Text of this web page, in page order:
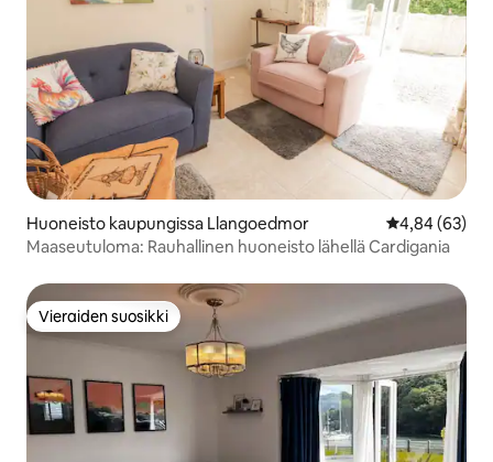
Huoneisto kaupungissa Llangoedmor
4,84 (63)
Maaseutuloma: Rauhallinen huoneisto lähellä Cardigania
Vieraiden suosikki
Vieraiden suosikki